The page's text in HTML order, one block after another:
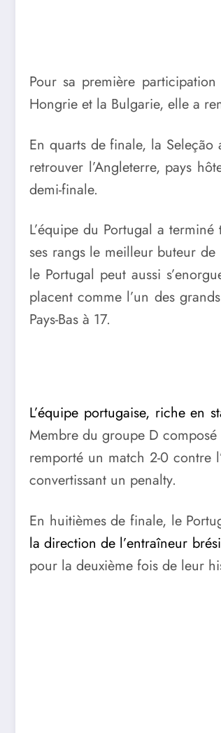
Pour sa première
Hongrie et la Bulgarie, elle a
En quarts de finale, la
retrouver l’Angleterre, pays
demi-finale.
L’équipe du Portugal a
ses rangs le meilleur buteur
le Portugal peut aussi
placent comme l’un des
Pays-Bas à 17.
L’équipe portugaise, riche en
Membre du groupe D
remporté un match 2-0 contre
convertissant un penalty.
En huitièmes de finale, le
la direction de l’entraîneur
pour la deuxième fois de leur